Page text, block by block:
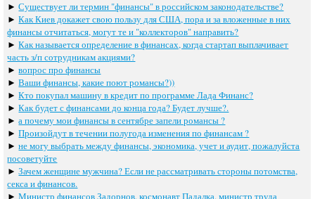
►Существует ли термин "финансы" в российском законодательстве?
►Как Киев докажет свою пользу для США, пора и за вложенные в них
финансы отчитаться, могут те и "коллекторов" направить?
►Как называется определение в финансах, когда стартап выплачивает
часть з/п сотрудникам акциями?
►вопрос про финансы
►Ваши финансы, какие поют романсы?))
►Кто покупал машину в кредит по программе Лада Финанс?
►Как будет с финансами до конца года? Будет лучше?.
►а почему мои финансы в сентябре запели романсы ?
►Произойдут в течении полугода изменения по финансам ?
►не могу выбрать между финансы, экономика, учет и аудит, пожалуйста
посоветуйте
►Зачем женщине мужчина? Если не рассматривать стороны потомства,
секса и финансов.
►Министр финансов Задорнов, космонавт Падалка, министр труда